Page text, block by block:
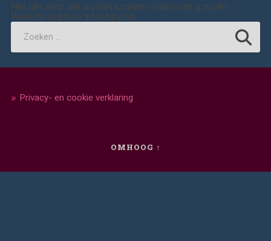
Het lijkt erop dat wij niet kunnen vinden wat jij zoekt.
Wellicht helpt de zoekfunctie.
Privacy- en cookie verklaring
OMHOOG ↑